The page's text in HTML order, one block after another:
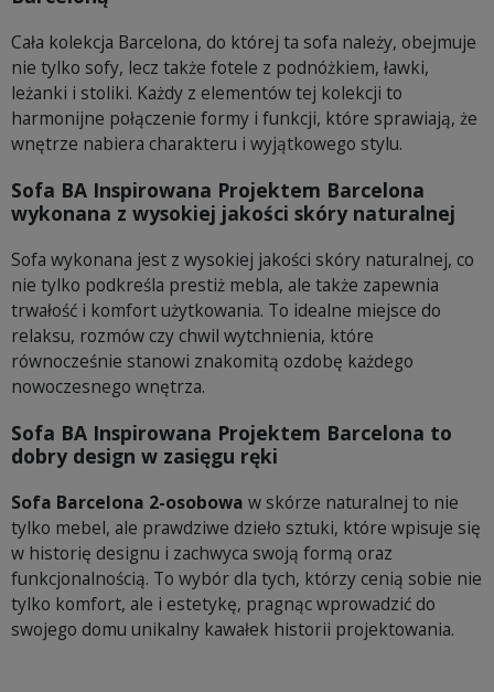
Cała kolekcja Barcelona, do której ta sofa należy, obejmuje
nie tylko sofy, lecz także fotele z podnóżkiem, ławki,
leżanki i stoliki. Każdy z elementów tej kolekcji to
harmonijne połączenie formy i funkcji, które sprawiają, że
wnętrze nabiera charakteru i wyjątkowego stylu.
Sofa BA Inspirowana Projektem Barcelona
wykonana z wysokiej jakości skóry naturalnej
Sofa wykonana jest z wysokiej jakości skóry naturalnej, co
nie tylko podkreśla prestiż mebla, ale także zapewnia
trwałość i komfort użytkowania. To idealne miejsce do
relaksu, rozmów czy chwil wytchnienia, które
równocześnie stanowi znakomitą ozdobę każdego
nowoczesnego wnętrza.
Sofa BA Inspirowana Projektem Barcelona to
dobry design w zasięgu ręki
Sofa Barcelona 2-osobowa w skórze naturalnej to nie
tylko mebel, ale prawdziwe dzieło sztuki, które wpisuje się
w historię designu i zachwyca swoją formą oraz
funkcjonalnością. To wybór dla tych, którzy cenią sobie nie
tylko komfort, ale i estetykę, pragnąc wprowadzić do
swojego domu unikalny kawałek historii projektowania.